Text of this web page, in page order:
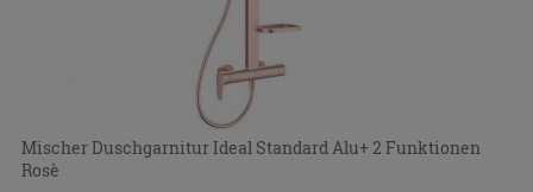
Mischer Duschgarnitur Ideal Standard Alu+ 2 Funktionen
Rosè